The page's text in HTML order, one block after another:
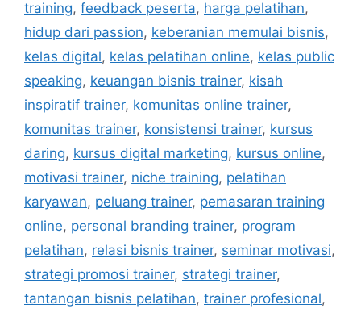
training, feedback peserta, harga pelatihan,
hidup dari passion, keberanian memulai bisnis,
kelas digital, kelas pelatihan online, kelas public
speaking, keuangan bisnis trainer, kisah
inspiratif trainer, komunitas online trainer,
komunitas trainer, konsistensi trainer, kursus
daring, kursus digital marketing, kursus online,
motivasi trainer, niche training, pelatihan
karyawan, peluang trainer, pemasaran training
online, personal branding trainer, program
pelatihan, relasi bisnis trainer, seminar motivasi,
strategi promosi trainer, strategi trainer,
tantangan bisnis pelatihan, trainer profesional,